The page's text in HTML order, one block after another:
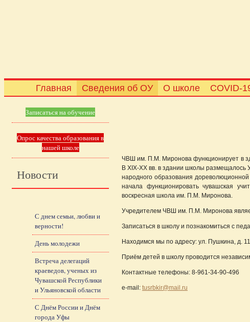
Главная Сведения об ОУ О школе COVID-
ЧВШ им. П.М. Миронова функционирует в
В XIX-XX вв. в здании школы размещалось
народного образования
начала функционировать чувашская
воскресная школа им. П.М. Миронова.
Учредителем ЧВШ им. П.М. Миронова
Записаться в школу и познакомиться с
Находимся мы по адресу: ул. Пушкина, д.
Приём детей в школу проводится
Контактные телефоны: 8-961-34-90-496
e-mail: tusrbkir@mail.ru
Записаться на обучение
Опрос качества образования в
нашей школе
Новости
С днем семьи, любви и
верности!
День молодежи
Встреча делегаций
краеведов, ученых из
Чувашской Республики
и Ульяновской области
С Днём России и Днём
города Уфы